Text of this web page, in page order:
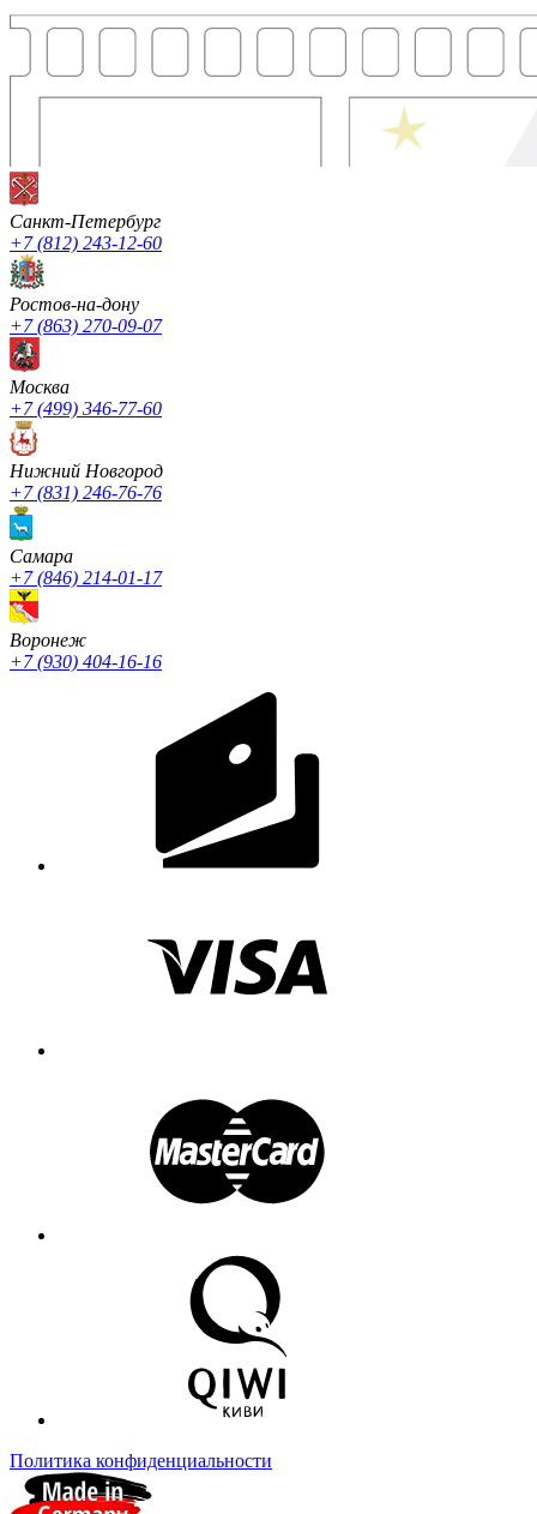
Санкт-Петербург
+7 (812) 243-12-60
Ростов-на-дону
+7 (863) 270-09-07
Москва
+7 (499) 346-77-60
Нижний Новгород
+7 (831) 246-76-76
Cамара
+7 (846) 214-01-17
Воронеж
+7 (930) 404-16-16
Политика конфиденциальности